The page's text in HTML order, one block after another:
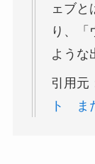
ェブと
り、「
ような
引用元
ト ま